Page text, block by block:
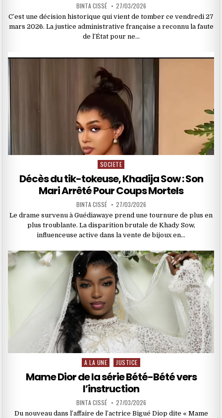
BINTA CISSÉ 27/03/2026
C’est une décision historique qui vient de tomber ce vendredi 27
mars 2026. La justice administrative française a reconnu la faute
de l’État pour ne…
Posted
SOCIETE
Décès du tik-tokeuse, Khadija Sow : Son
Mari Arrêté Pour Coups Mortels
BINTA CISSÉ 27/03/2026
Le drame survenu à Guédiawaye prend une tournure de plus en
plus troublante. La disparition brutale de Khady Sow,
influenceuse active dans la vente de bijoux en…
Posted
in
A LA UNE JUSTICE
Mame Dior de la série Bété-Bété vers
l’instruction
BINTA CISSÉ 27/03/2026
Du nouveau dans l’affaire de l’actrice Bigué Diop dite « Mame